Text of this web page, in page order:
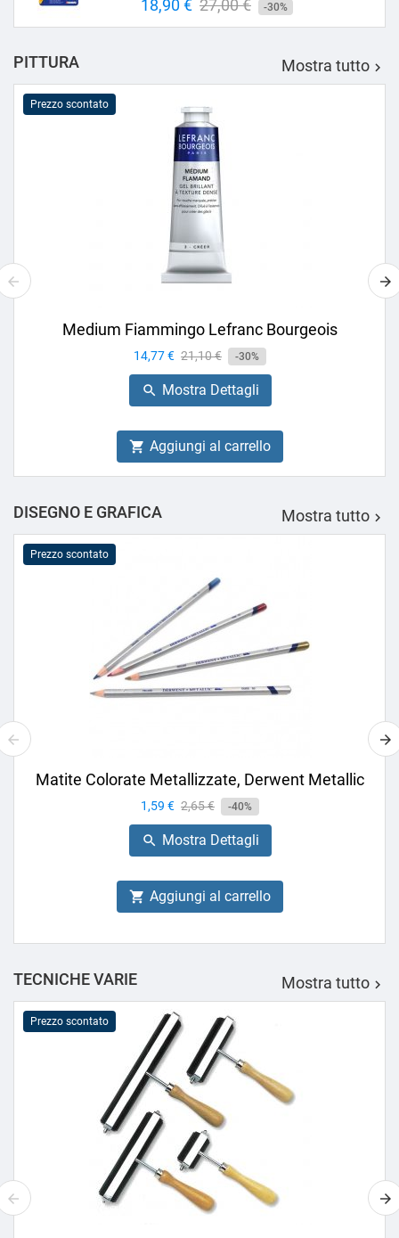
Prezzo
18,90 € Prezzo
base
27,00 € -30%
PITTURA Mostra tutto 
Prezzo scontato
Medium Fiammingo Lefranc Bourgeois
Prezzo
14,77 € Prezzo
base
21,10 € -30%
 Mostra Dettagli
 Aggiungi al carrello
DISEGNO E GRAFICA Mostra tutto 
Prezzo scontato
Matite Colorate Metallizzate, Derwent Metallic
Prezzo
1,59 € Prezzo
base
2,65 € -40%
 Mostra Dettagli
 Aggiungi al carrello
TECNICHE VARIE Mostra tutto 
Prezzo scontato